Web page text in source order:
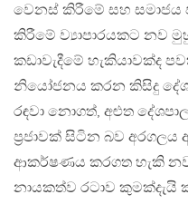
වෙනස් කිරීමේ සහ සමාජය
කිරීමේ ව්‍යාපාරයකට නව
කඩාවැදීමේ හැකියාවක්ද
නියෝජනය කරන කිසිදු
රඳවා නොගත්, අළුත
ප්‍රජාවක් සිටින බව අරගලය
ආකර්ෂණය කරගත හැකි
නායකත්ව රටාව